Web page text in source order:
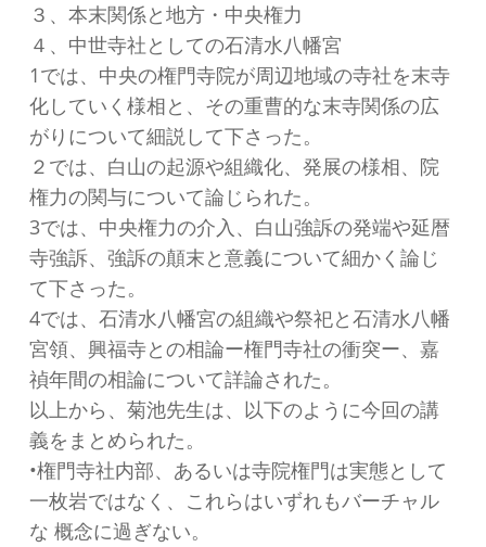
３、本末関係と地方・中央権力
４、中世寺社としての石清水八幡宮
1では、中央の権門寺院が周辺地域の寺社を末寺
化していく様相と、その重曹的な末寺関係の広
がりについて細説して下さった。
２では、白山の起源や組織化、発展の様相、院
権力の関与について論じられた。
3では、中央権力の介入、白山強訴の発端や延暦
寺強訴、強訴の顛末と意義について細かく論じ
て下さった。
4では、石清水八幡宮の組織や祭祀と石清水八幡
宮領、興福寺との相論ー権門寺社の衝突ー、嘉
禎年間の相論について詳論された。
以上から、菊池先生は、以下のように今回の講
義をまとめられた。
•権門寺社内部、あるいは寺院権門は実態として
一枚岩ではなく、これらはいずれもバーチャル
な 概念に過ぎない。